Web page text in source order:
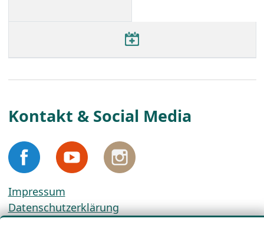
Kontakt & Social Media
Impressum
Datenschutzerklärung